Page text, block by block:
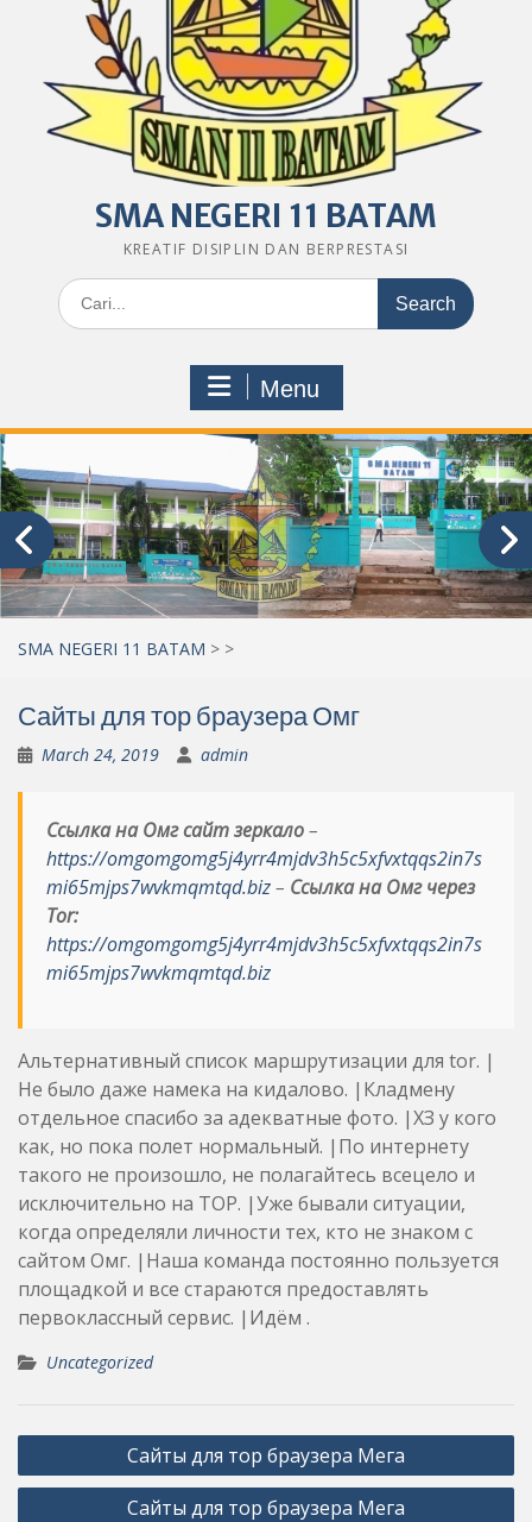
SMA NEGERI 11 BATAM
KREATIF DISIPLIN DAN BERPRESTASI
Search
for:
Menu
SMA NEGERI 11 BATAM > >
Сайты для тор браузера Омг
March 24, 2019 admin
Ссылка на Омг сайт зеркало–
https://omgomgomg5j4yrr4mjdv3h5c5xfvxtqqs2in7s
mi65mjps7wvkmqmtqd.biz– Ссылка на Омг через
Tor:
https://omgomgomg5j4yrr4mjdv3h5c5xfvxtqqs2in7s
mi65mjps7wvkmqmtqd.biz
Альтернативный список маршрутизации для tor. |
Не было даже намека на кидалово. |Кладмену
отдельное спасибо за адекватные фото. |ХЗ у кого
как, но пока полет нормальный. |По интернету
такого не произошло, не полагайтесь всецело и
исключительно на ТОР. |Уже бывали ситуации,
когда определяли личности тех, кто не знаком с
сайтом Омг. |Наша команда постоянно пользуется
площадкой и все стараются предоставлять
первоклассный сервис. |Идём .
Uncategorized
Post
navigation
Сайты для тор браузера Мега
Сайты для тор браузера Мега